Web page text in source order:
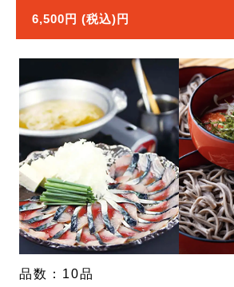
6,500円 (税込)円
品数：10品